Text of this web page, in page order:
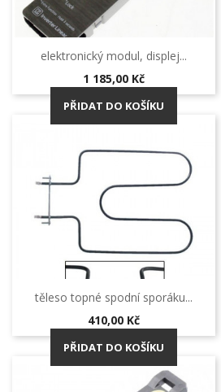
elektronický modul, displej...
Cena
1 185,00 Kč
PŘIDAT DO KOŠÍKU
těleso topné spodní sporáku...
Cena
410,00 Kč
PŘIDAT DO KOŠÍKU